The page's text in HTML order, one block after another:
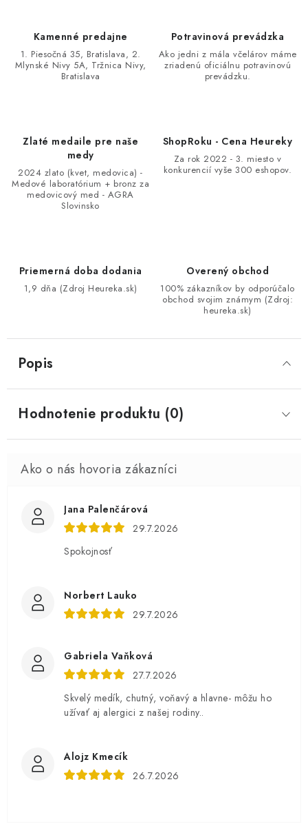
Kamenné predajne
1. Piesočná 35, Bratislava, 2.
Mlynské Nivy 5A, Tržnica Nivy,
Bratislava
Potravinová prevádzka
Ako jedni z mála včelárov máme
zriadenú oficiálnu potravinovú
prevádzku.
Zlaté medaile pre naše
medy
2024 zlato (kvet, medovica) -
Medové laboratórium + bronz za
medovicový med - AGRA
Slovinsko
ShopRoku - Cena Heureky
Za rok 2022 - 3. miesto v
konkurencií vyše 300 eshopov.
Priemerná doba dodania
1,9 dňa (Zdroj Heureka.sk)
Overený obchod
100% zákazníkov by odporúčalo
obchod svojim známym (Zdroj:
heureka.sk)
Popis
Hodnotenie produktu (0)
Jana Palenčárová
29.7.2026
Spokojnosť
Norbert Lauko
29.7.2026
Gabriela Vaňková
27.7.2026
Skvelý medík, chutný, voňavý a hlavne- môžu ho
užívať aj alergici z našej rodiny..
Alojz Kmecík
26.7.2026